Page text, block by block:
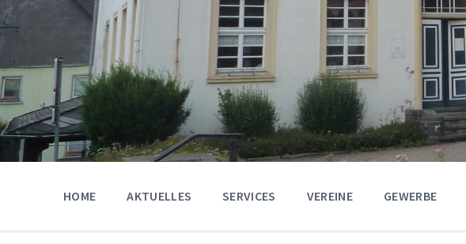
HOME AKTUELLES SERVICES VEREINE GEWERBE